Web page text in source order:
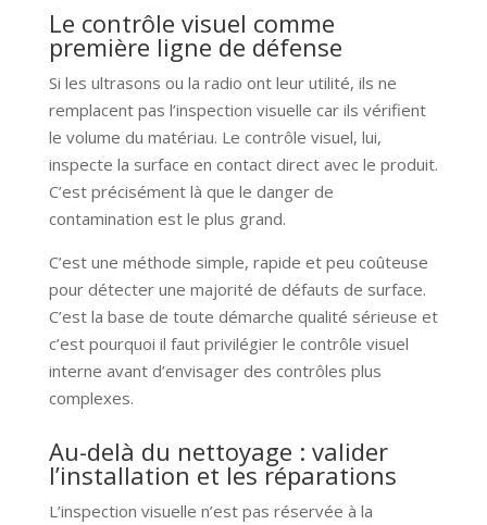
Le contrôle visuel comme
première ligne de défense
Si les ultrasons ou la radio ont leur utilité, ils ne
remplacent pas l’inspection visuelle car ils vérifient
le volume du matériau. Le contrôle visuel, lui,
inspecte la surface en contact direct avec le produit.
C’est précisément là que le danger de
contamination est le plus grand.
C’est une méthode simple, rapide et peu coûteuse
pour détecter une majorité de défauts de surface.
C’est la base de toute démarche qualité sérieuse et
c’est pourquoi il faut privilégier le contrôle visuel
interne avant d’envisager des contrôles plus
complexes.
Au-delà du nettoyage : valider
l’installation et les réparations
L’inspection visuelle n’est pas réservée à la